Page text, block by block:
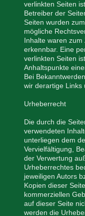
verlinkten Seiten
Betreiber der
Seiten wurden
mögliche
Inhalte waren
erkennbar. Eine
verlinkten Seiten
Anhaltspunkte
Bei
wir derartige Links
Urheberrecht
Die durch die
verwendeten
unterliegen dem
Vervielfältigung,
der Verwertung
Urheberrechtes
jeweiligen Autors
Kopien dieser
kommerziellen
auf dieser Seite
werden die